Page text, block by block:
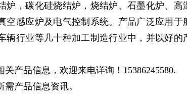
炉，碳化硅烧结炉，烧结炉、石墨化炉、
空感应炉及电气控制系统。产品广泛应用
辆行业等几十种加工制造行业中，并以好
产品信息，欢迎来电详询！15386245580.
产品信息资讯。